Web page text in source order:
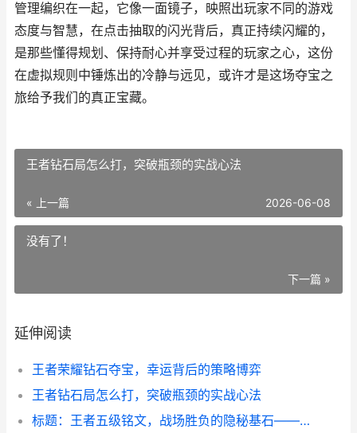
管理编织在一起，它像一面镜子，映照出玩家不同的游戏
态度与智慧，在点击抽取的闪光背后，真正持续闪耀的，
是那些懂得规划、保持耐心并享受过程的玩家之心，这份
在虚拟规则中锤炼出的冷静与远见，或许才是这场夺宝之
旅给予我们的真正宝藏。
王者钻石局怎么打，突破瓶颈的实战心法
« 上一篇 2026-06-08
没有了！
下一篇 »
延伸阅读
王者荣耀钻石夺宝，幸运背后的策略博弈
王者钻石局怎么打，突破瓶颈的实战心法
标题：王者五级铭文，战场胜负的隐秘基石——资深玩家的铭文哲学